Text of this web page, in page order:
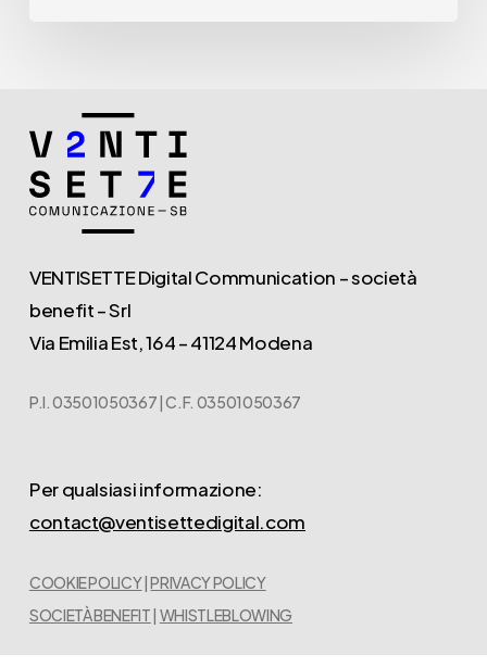
VENTISETTE Digital Communication – società
benefit – Srl
Via Emilia Est, 164 – 41124 Modena
P.I. 03501050367 | C.F. 03501050367
Per qualsiasi informazione:
contact@ventisettedigital.com
COOKIE POLICY|PRIVACY POLICY
SOCIETÀ BENEFIT| WHISTLEBLOWING